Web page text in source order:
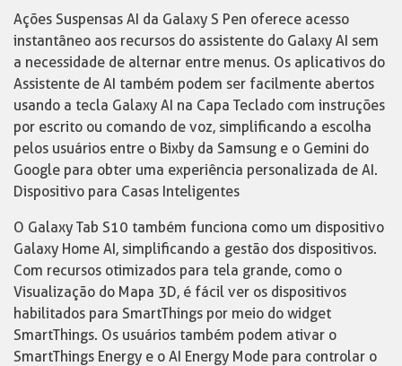
Ações Suspensas AI da Galaxy S Pen oferece acesso
instantâneo aos recursos do assistente do Galaxy AI sem
a necessidade de alternar entre menus. Os aplicativos do
Assistente de AI também podem ser facilmente abertos
usando a tecla Galaxy AI na Capa Teclado com instruções
por escrito ou comando de voz, simplificando a escolha
pelos usuários entre o Bixby da Samsung e o Gemini do
Google para obter uma experiência personalizada de AI.
Dispositivo para Casas Inteligentes
O Galaxy Tab S10 também funciona como um dispositivo
Galaxy Home AI, simplificando a gestão dos dispositivos.
Com recursos otimizados para tela grande, como o
Visualização do Mapa 3D, é fácil ver os dispositivos
habilitados para SmartThings por meio do widget
SmartThings. Os usuários também podem ativar o
SmartThings Energy e o AI Energy Mode para controlar o